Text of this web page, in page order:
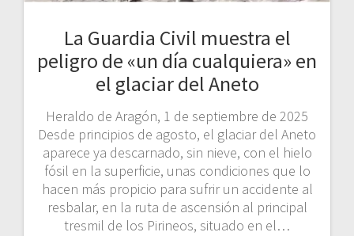
La Guardia Civil muestra el
peligro de «un día cualquiera» en
el glaciar del Aneto
Heraldo de Aragón, 1 de septiembre de 2025
Desde principios de agosto, el glaciar del Aneto
aparece ya descarnado, sin nieve, con el hielo
fósil en la superficie, unas condiciones que lo
hacen más propicio para sufrir un accidente al
resbalar, en la ruta de ascensión al principal
tresmil de los Pirineos, situado en el…